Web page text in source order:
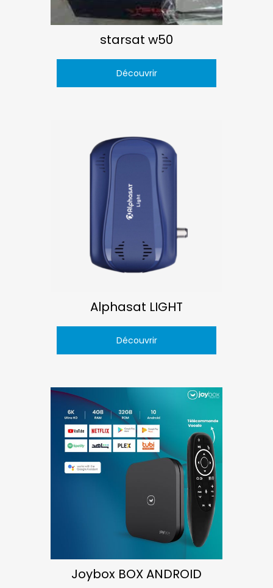
starsat w50
Découvrir
Alphasat LIGHT
Découvrir
Joybox BOX ANDROID